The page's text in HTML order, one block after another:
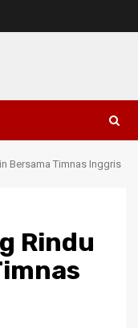
Bersama Timnas Inggris
Rindu